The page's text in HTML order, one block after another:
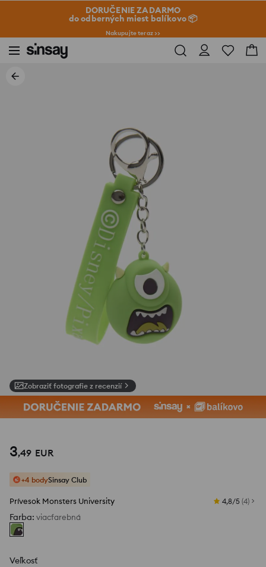
DORUČENIE ZADARMO
do odberných miest balíkovo 📦
Nakupujte teraz >>
Zobraziť fotografie z recenzií
1 / 1
3,49 EUR
+4 bodySinsay Club
Prívesok Monsters University 4,8/5 (4)
Farba: viacfarebná
Veľkosť